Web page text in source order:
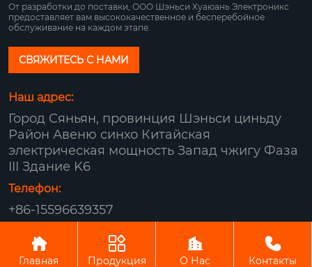
От разработки до поставки, ООО Шэньси Хуаюань Электроникс
предоставляет вам высококачественное и бесперебойное
обслуживание на каждом этапе.
СВЯЖИТЕСЬ С НАМИ
Наш адрес:
Город Сяньян, провинция Шэньси циньду
Район Авеню синхо Китайская
электрическая мощность Запад чжигу Фаза
III Здание K6
Телефон:
+86-15596639357
Авторское право© ООО Шэньси Хуаюань
Электроникс

Главная

Продукция

О Нас

Контакты